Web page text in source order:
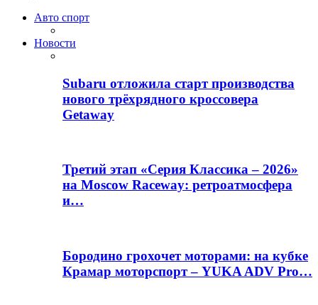
Авто спорт
Новости
Subaru отложила старт производства
нового трёхрядного кроссовера
Getaway
Третий этап «Серия Классика – 2026»
на Moscow Raceway: ретроатмосфера
и…
Бородино грохочет моторами: на кубке
Крамар моторспорт – YUKA ADV Pro…